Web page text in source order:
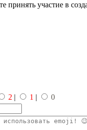
участие в
2 | 1 |
0